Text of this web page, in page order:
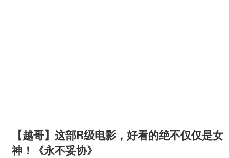
【越哥】这部R级电影，好看的绝不仅仅是女
神！《永不妥协》